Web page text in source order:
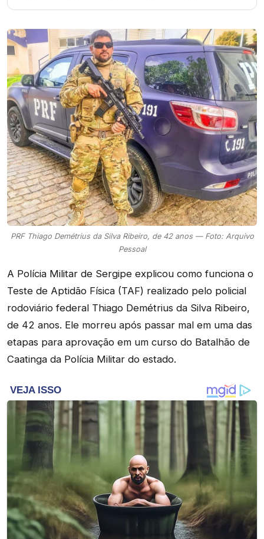
PRF Thiago Demétrius da Silva Ribeiro, de 42 anos — Foto: Arquivo
Pessoal
A Polícia Militar de Sergipe explicou como funciona o
Teste de Aptidão Física (TAF) realizado pelo policial
rodoviário federal Thiago Demétrius da Silva Ribeiro,
de 42 anos. Ele morreu após passar mal em uma das
etapas para aprovação em um curso do Batalhão de
Caatinga da Polícia Militar do estado.